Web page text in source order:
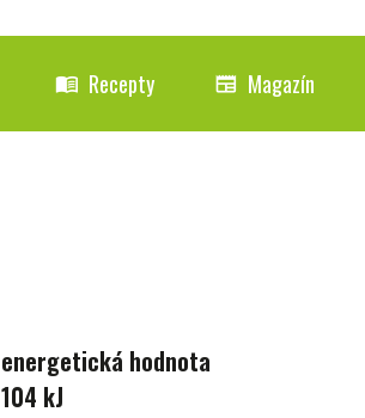
menu_book Recepty newspaper Magazín
energetická hodnota
104 kJ